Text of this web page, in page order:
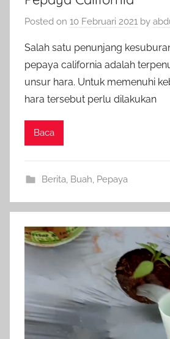
Posted on 10 Februari 2021 by
Salah satu penunjang
pepaya california adalah
unsur hara. Untuk memenuhi
hara tersebut perlu dilakukan
Baca
Berita Buah Pepaya